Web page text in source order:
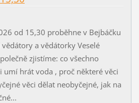
od 15,30 proběhne v Bejbáčku
a vědátorky Veselé
zjistíme: co všechno
umí hrát voda , proč některé věci
věci dělat neobyčejné, jak na